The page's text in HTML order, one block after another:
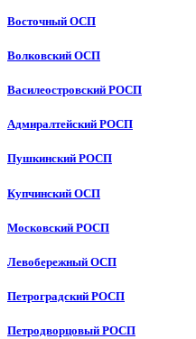
Восточный ОСП
Волковский ОСП
Василеостровский РОСП
Адмиралтейский РОСП
Пушкинский РОСП
Купчинский ОСП
Московский РОСП
Левобережный ОСП
Петроградский РОСП
Петродворцовый РОСП